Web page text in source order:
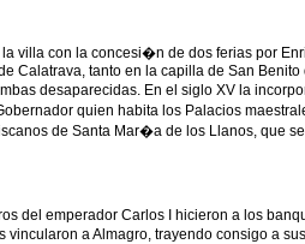
villa con la concesi�n de dos ferias por
Calatrava, tanto en la capilla de San
desaparecidas. En el siglo XV la
quien habita los Palacios
de Santa Mar�a de los Llanos, que
del emperador Carlos I hicieron a los
a Almagro, trayendo consigo a